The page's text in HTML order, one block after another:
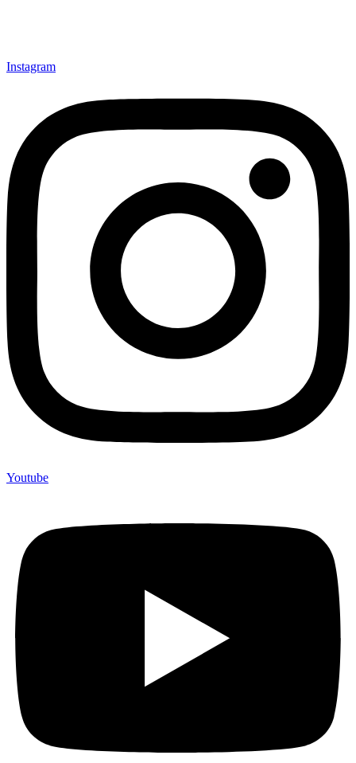
Instagram
Youtube